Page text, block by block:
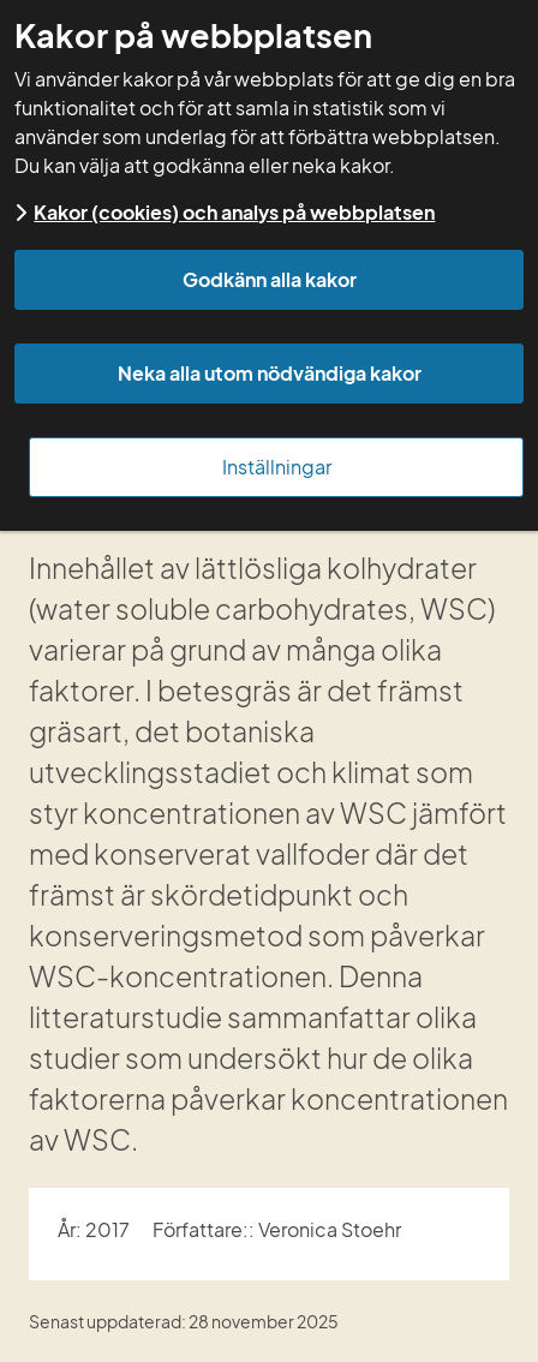
Kakor på webbplatsen
Vi använder kakor på vår webbplats för att ge dig en bra
funktionalitet och för att samla in statistik som vi
använder som underlag för att förbättra webbplatsen.
Du kan välja att godkänna eller neka kakor.
Kakor (cookies) och analys på webbplatsen
Godkänn alla kakor
Neka alla utom nödvändiga kakor
Inställningar
GNW-adm
Start
Innehåll av lättlösliga
kolhydrater i
konserverat vallfoder
och betesgräs för
häst
Innehållet av lättlösliga kolhydrater
(water soluble carbohydrates, WSC)
varierar på grund av många olika
faktorer. I betesgräs är det främst
gräsart, det botaniska
utvecklingsstadiet och klimat som
styr koncentrationen av WSC jämfört
med konserverat vallfoder där det
främst är skördetidpunkt och
konserveringsmetod som påverkar
WSC-koncentrationen. Denna
litteraturstudie sammanfattar olika
studier som undersökt hur de olika
faktorerna påverkar koncentrationen
av WSC.
År: 2017 Författare:: Veronica Stoehr
Senast uppdaterad: 28 november 2025